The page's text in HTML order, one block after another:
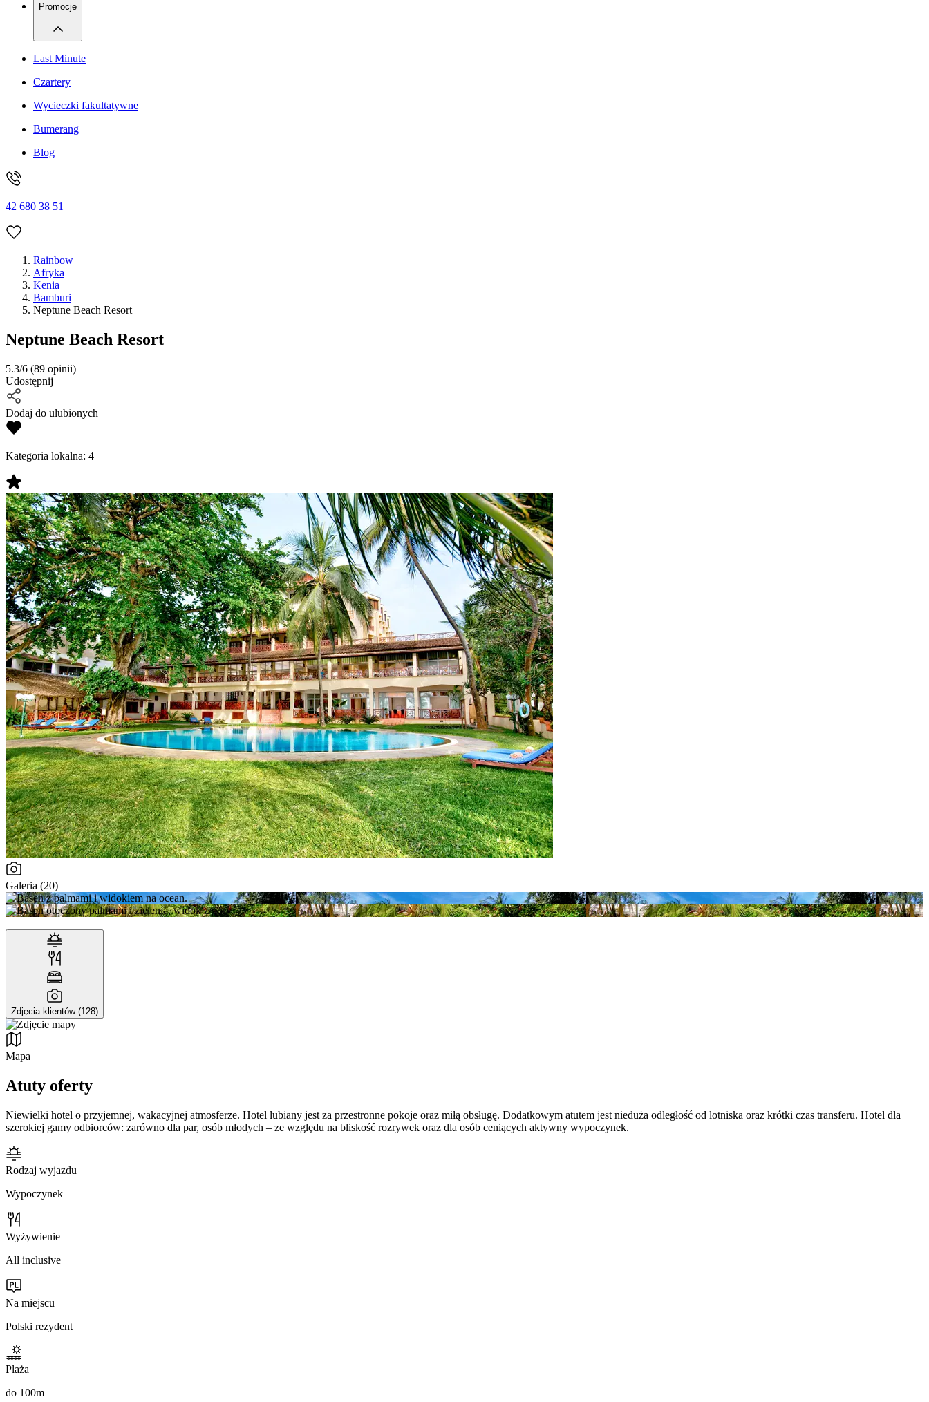
Promocje
Last Minute
Czartery
Wycieczki fakultatywne
Bumerang
Blog
42 680 38 51
Rainbow
Afryka
Kenia
Bamburi
Neptune Beach Resort
Neptune Beach Resort
5.3/6 (89 opinii)
Udostępnij
Dodaj do ulubionych
Kategoria lokalna: 4
Galeria (20)
Zdjęcia klientów (128)
Mapa
Atuty oferty
Niewielki hotel o przyjemnej, wakacyjnej atmosferze. Hotel lubiany jest za przestronne pokoje oraz miłą obsługę. Dodatkowym atutem jest nieduża odległość od lotniska oraz krótki czas transferu. Hotel dla
szerokiej gamy odbiorców: zarówno dla par, osób młodych – ze względu na bliskość rozrywek oraz dla osób ceniących aktywny wypoczynek.
Rodzaj wyjazdu
Wypoczynek
Wyżywienie
All inclusive
Na miejscu
Polski rezydent
Plaża
do 100m